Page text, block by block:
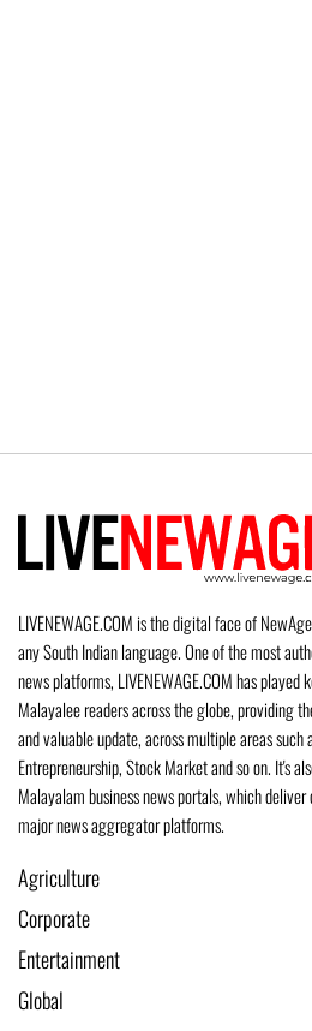
LIVENEWAGE.COM is the digital face of
any South Indian language. One of the most
news platforms, LIVENEWAGE.COM has
Malayalee readers across the globe, providing
and valuable update, across multiple areas such
Entrepreneurship, Stock Market and so on. It's
Malayalam business news portals, which
major news aggregator platforms.
Agriculture
Corporate
Entertainment
Global